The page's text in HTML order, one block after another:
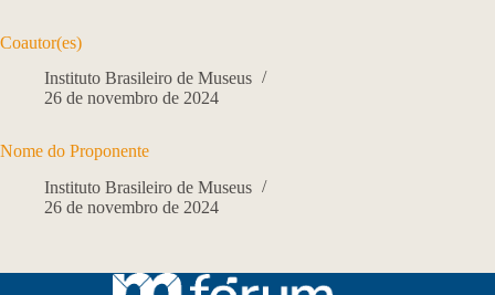
Coautor(es)
Instituto Brasileiro de Museus
26 de novembro de 2024
Nome do Proponente
Instituto Brasileiro de Museus
26 de novembro de 2024